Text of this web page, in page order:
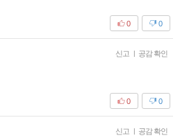
0
0
신고 | 공감 확인
0
0
신고 | 공감 확인